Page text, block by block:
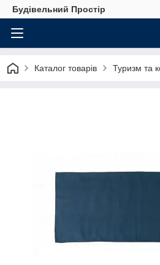
Будівельний Простір
Каталог товарів Туризм та